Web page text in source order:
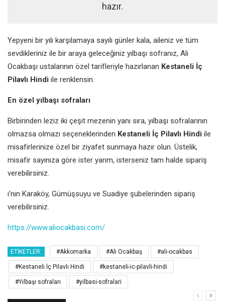
hazır.
Yepyeni bir yılı karşılamaya sayılı günler kala, aileniz ve tüm
sevdikleriniz ile bir araya geleceğiniz yılbaşı sofranız, Ali
Ocakbaşı ustalarının özel tarifleriyle hazırlanan Kestaneli İç
Pilavlı Hindi ile renklensin.
En özel yılbaşı sofraları
Birbirinden leziz iki çeşit mezenin yanı sıra, yılbaşı sofralarının
olmazsa olmazı seçeneklerinden Kestaneli İç Pilavlı Hindi ile
misafirlerinize özel bir ziyafet sunmaya hazır olun. Üstelik,
misafir sayınıza göre ister yarım, isterseniz tam halde sipariş
verebilirsiniz.
ı’nın Karaköy, Gümüşsuyu ve Suadiye şubelerinden sipariş
verebilirsiniz.
https://www.aliocakbasi.com/
ETIKETLER: #Akkomarka #Ali Ocakbaş #ali-ocakbas
#Kestaneli İç Pilavlı Hindi #kestaneli-ic-pilavli-hindi
#Yılbaşı sofraları #yilbasi-sofralari